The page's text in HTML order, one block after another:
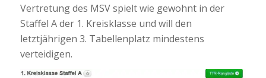
Vertretung des MSV spielt wie gewohnt in der
Staffel A der 1. Kreisklasse und will den
letztjährigen 3. Tabellenplatz mindestens
verteidigen.